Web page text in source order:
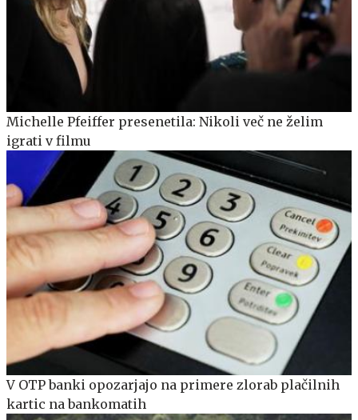
Michelle Pfeiffer presenetila: Nikoli več ne želim
igrati v filmu
V OTP banki opozarjajo na primere zlorab plačilnih
kartic na bankomatih